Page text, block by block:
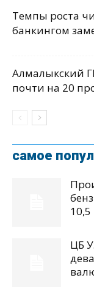
Темпы роста
банкингом
Алмалыкский
почти на 20
самое
ЦБ